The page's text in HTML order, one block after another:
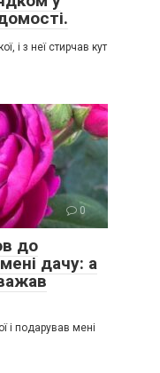
і з неї стирчав кут
0
до
дачу: а
і подарував мені